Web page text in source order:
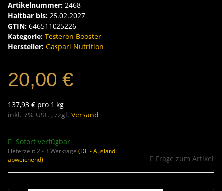
Artikelnummer: 2468
Haltbar bis: 25.02.2027
GTIN: 646511025226
Kategorie: Testeron Booster
Hersteller: Gaspari Nutrition
20,00 €
137,93 € pro 1 kg
inkl. 7% USt. , zzgl. Versand
Sofort verfügbar
Lieferzeit: 2 - 3 Werktage (DE - Ausland
abweichend)
Frage zum Artikel